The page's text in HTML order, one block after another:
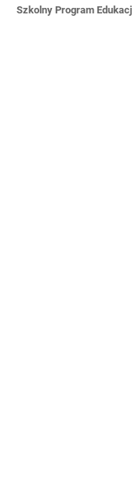
Szkolny Program